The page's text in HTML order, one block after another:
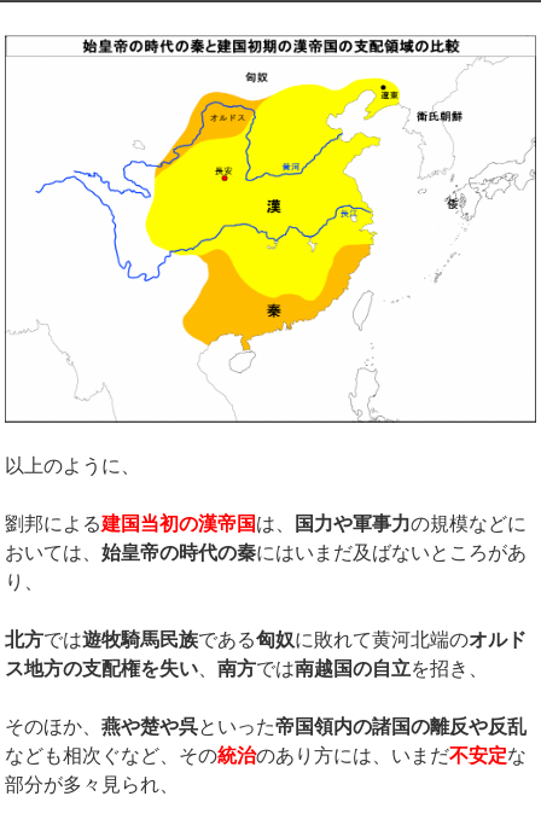
以上のように、
劉邦による建国当初の漢帝国は、 国力や軍事力の規模などに
おいては、始皇帝の時代の秦にはいまだ及ばないところがあ
り、
北方では遊牧騎馬民族である匈奴に敗れて黄河北端のオルド
ス地方の支配権を失い、南方では南越国の自立を招き、
そのほか、燕や楚や呉といった帝国領内の諸国の離反や反乱
なども相次ぐなど、その統治のあり方には、いまだ不安定な
部分が多々見られ、